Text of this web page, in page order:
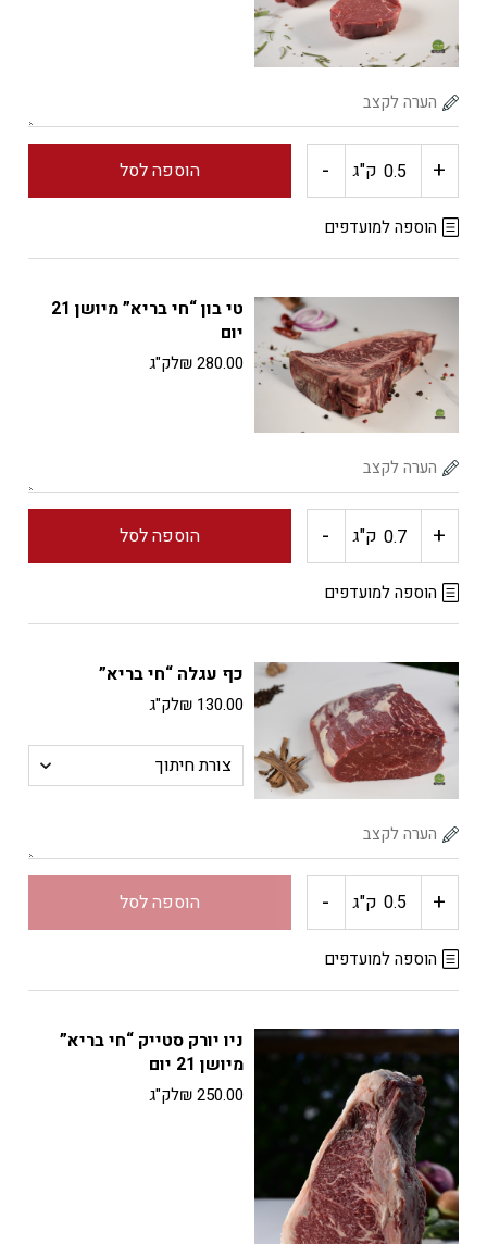
בריא"
+ כמות
של
פילה
בקר
"חי
ק"ג - הוספה לסל
הוספה למועדפים
טי בון “חי בריא” מיושן 21
יום
₪280.00 לק"ג
+ כמות
של
בון
"חי
בריא"
21
יום
ק"ג - הוספה לסל
הוספה למועדפים
כף עגלה “חי בריא”
₪ 130.00 לק"ג
+ כמות
של
עגלה
"חי
בריא"
ק"ג - הוספה לסל
הוספה למועדפים
ניו יורק סטייק “חי בריא”
מיושן 21 יום
₪250.00 לק"ג